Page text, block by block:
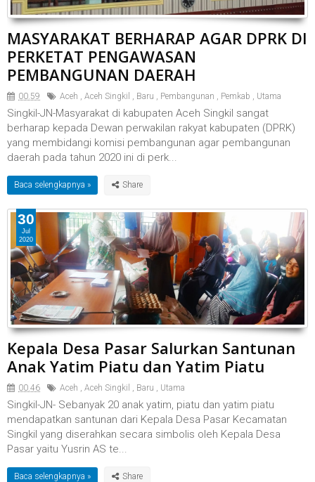
MASYARAKAT BERHARAP AGAR DPRK DI
PERKETAT PENGAWASAN
PEMBANGUNAN DAERAH
00.59 Aceh , Aceh Singkil , Baru , Pembangunan , Pemkab , Utama
Singkil-JN-Masyarakat di kabupaten Aceh Singkil sangat
berharap kepada Dewan perwakilan rakyat kabupaten (DPRK)
yang membidangi komisi pembangunan agar pembangunan
daerah pada tahun 2020 ini di perk...
Baca selengkapnya »
Kepala Desa Pasar Salurkan Santunan
Anak Yatim Piatu dan Yatim Piatu
00.46 Aceh , Aceh Singkil , Baru , Utama
Singkil-JN- Sebanyak 20 anak yatim, piatu dan yatim piatu
mendapatkan santunan dari Kepala Desa Pasar Kecamatan
Singkil yang diserahkan secara simbolis oleh Kepala Desa
Pasar yaitu Yusrin AS te...
Baca selengkapnya »
30
Jul
2020